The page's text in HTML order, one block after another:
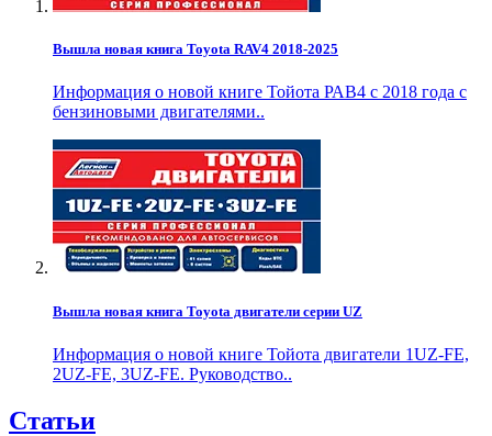
Вышла новая книга Toyota RAV4 2018-2025
Информация о новой книге Тойота РАВ4 с 2018 года с
бензиновыми двигателями..
Вышла новая книга Toyota двигатели серии UZ
Информация о новой книге Тойота двигатели 1UZ-FE,
2UZ-FE, 3UZ-FE. Руководство..
Статьи